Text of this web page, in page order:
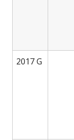
2017 G